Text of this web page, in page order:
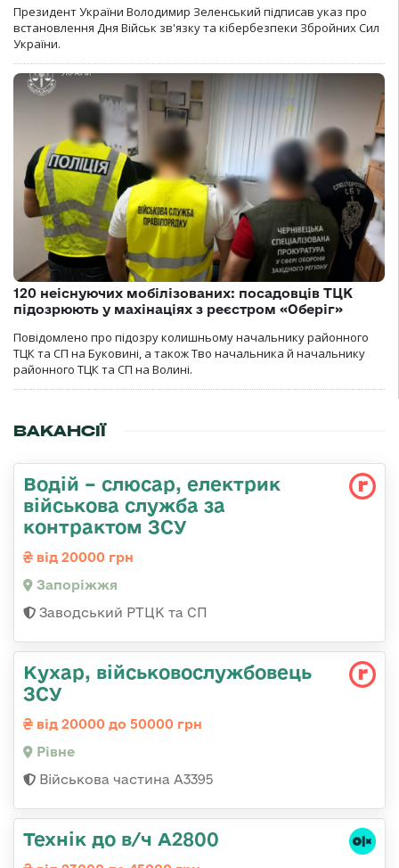
Президент України Володимир Зеленський підписав указ про
встановлення Дня Військ зв'язку та кібербезпеки Збройних Сил
України.
120 неіснуючих мобілізованих: посадовців ТЦК
підозрюють у махінаціях з реєстром «Оберіг»
Повідомлено про підозру колишньому начальнику районного
ТЦК та СП на Буковині, а також Тво начальника й начальнику
районного ТЦК та СП на Волині.
ВАКАНСІЇ
Водій – слюсар, електрик
військова служба за
контрактом ЗСУ
від 20000 грн
Запоріжжя
Заводський РТЦК та СП
Кухар, військовослужбовець
ЗСУ
від 20000 до 50000 грн
Рівне
Військова частина А3395
Технік до в/ч А2800